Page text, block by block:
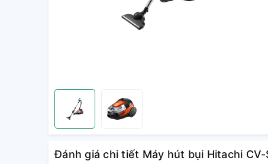
Đánh giá chi tiết Máy hút bụi Hitachi CV-